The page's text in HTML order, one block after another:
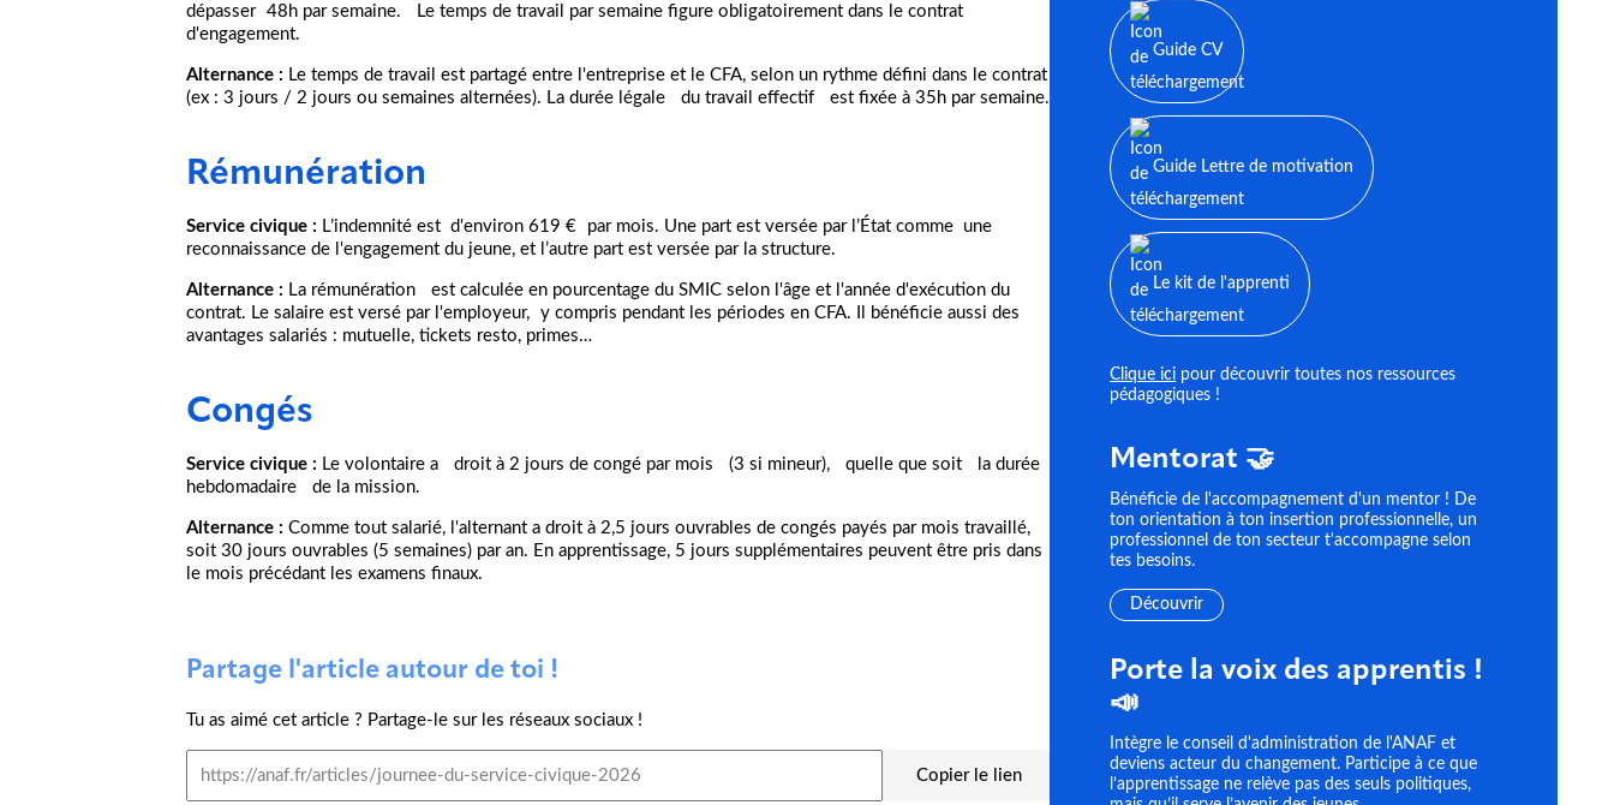
dépasser 48h par semaine. Le temps de travail par semaine figure obligatoirement dans le contrat
d'engagement.
Alternance : Le temps de travail est partagé entre l'entreprise et le CFA, selon un rythme défini dans le contrat
(ex : 3 jours / 2 jours ou semaines alternées). La durée légale du travail effectif est fixée à 35h par semaine.
Rémunération
Service civique : L’indemnité est d'environ 619 € par mois. Une part est versée par l’État comme une
reconnaissance de l'engagement du jeune, et l’autre part est versée par la structure.
Alternance : La rémunération est calculée en pourcentage du SMIC selon l'âge et l'année d'exécution du
contrat. Le salaire est versé par l'employeur, y compris pendant les périodes en CFA. Il bénéficie aussi des
avantages salariés : mutuelle, tickets resto, primes…
Congés
Service civique : Le volontaire a droit à 2 jours de congé par mois (3 si mineur), quelle que soit la durée
hebdomadaire de la mission.
Alternance : Comme tout salarié, l'alternant a droit à 2,5 jours ouvrables de congés payés par mois travaillé,
soit 30 jours ouvrables (5 semaines) par an. En apprentissage, 5 jours supplémentaires peuvent être pris dans
le mois précédant les examens finaux.
Partage l'article autour de toi !
Tu as aimé cet article ? Partage-le sur les réseaux sociaux !
Copier le lien
Guide CV
Guide Lettre de motivation
Le kit de l'apprenti
Clique ici pour découvrir toutes nos ressources
pédagogiques !
Mentorat 🤝
Bénéficie de l'accompagnement d'un mentor ! De
ton orientation à ton insertion professionnelle, un
professionnel de ton secteur t'accompagne selon
tes besoins.
Découvrir
Porte la voix des apprentis !
📣
Intègre le conseil d'administration de l'ANAF et
deviens acteur du changement. Participe à ce que
l’apprentissage ne relève pas des seuls politiques,